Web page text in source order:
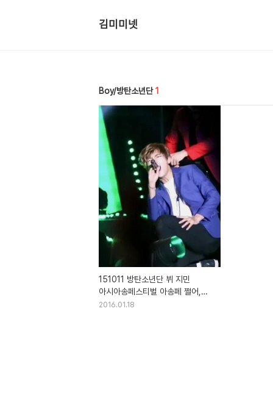
김미미넷
Boy/방탄소년단 1
151011 방탄소년단 뷔 지민
아시아송페스티벌 아송페 쩔어,
흥탄소년단, I Need You 직캠
2016.01.18